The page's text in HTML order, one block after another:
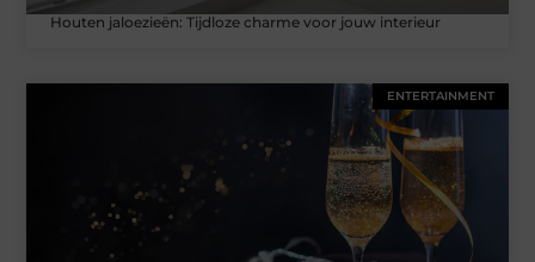
Houten jaloezieën: Tijdloze charme voor jouw interieur
ENTERTAINMENT